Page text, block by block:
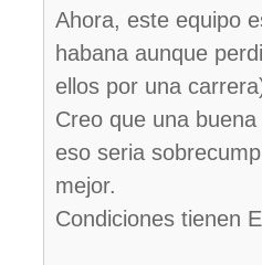
Ahora, este equipo
habana aunque
ellos por una
Creo que una
eso seria
mejor.
Condiciones tienen